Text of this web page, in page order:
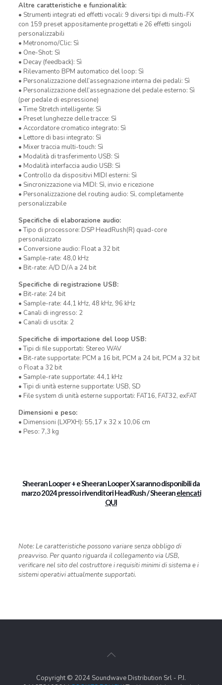
Altre caratteristiche e funzionalità:
• Strumenti integrati ed effetti vocali: 9 diversi tipi di multi-FX
con 159 preset appositamente progettati e 26 effetti singoli
personalizzabili
• Metronomo/Clic: Sì
• One-Shot: Sì
• Decay (feedback): Sì
• Rilevamento BPM automatico del loop: Sì
• Personalizzazione dell’assegnazione interna dei pedali: Sì
• Personalizzazione dell’assegnazione del pedale esterno: Sì
(per pedale di espressione)
• Time Stretch intelligente: Sì
• Preset lunghezze delle tracce: Sì
• Accordatore cromatico integrato: Sì
• Lettore di basi integrato: Sì
• Mixer traccia multi-touch: Sì
• Modalità di trasferimento USB: Sì
• Modalità interfaccia audio USB: Sì
• Controllo da dispositivi MIDI esterni: Sì
• Sincronizzazione via MIDI: Sì, invio e ricezione
• Personalizzazione del routing audio: Sì, completamente
personalizzabile
Specifiche di elaborazione audio:
• Tipo di processore: DSP HeadRush(R) quad-core
personalizzato
• Conversione audio: Float a 32 bit
• Sample-rate: 48,0 kHz
• Bit-rate: A/D D/A a 24 bit
Specifiche di registrazione USB:
• Bit-rate: 24 bit
• Sample-rate: 44,1 kHz, 48 kHz, 96 kHz
• Canali di ingresso: 2
• Canali di uscita: 2
Specifiche di importazione del loop USB:
• Tipi di file supportati: Stereo WAV
• Bit-rate supportate: PCM a 16 bit, PCM a 24 bit, PCM a 32 bit
o Float a 32 bit
• Sample-rate supportate: 44,1 kHz
• Tipi di unità esterne supportate: USB, SD
• File system di unità esterne supportati: FAT16, FAT32, exFAT
Dimensioni e peso:
• Dimensioni (LXPXH): 55,17 x 32 x 10,06 cm
• Peso: 7,3 kg
Sheeran Looper + e Sheeran Looper X saranno disponibili da
marzo 2024 presso i rivenditori HeadRush / Sheeranelencati
QUI
Note: Le caratteristiche possono variare senza obbligo di
preavviso. Per quanto riguarda il collegamento via USB,
verificare nel sito del costruttore i requisiti minimi di sistema e i
sistemi operativi attualmente supportati.
Copyright © 2024 Soundwave Distribution Srl - P.I.